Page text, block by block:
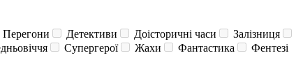
Перегони Детективи Доісторичні часи
Залізниця
Супергерої Жахи Фантастика
Фентезі